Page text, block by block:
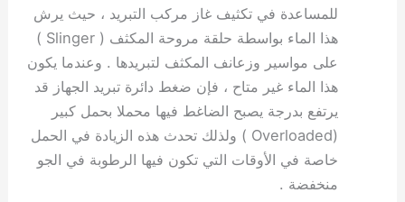
للمساعدة في تكثيف غاز مركب التبريد ، حيث يرش
هذا الماء بواسطة حلقة مروحة المكثف ( Slinger )
على مواسير وزعانف المكثف لتبريدها . وعندما يكون
هذا الماء غير متاح ، فإن ضغط دائرة تبريد الجهاز قد
يرتفع بدرجة يصبح الضاغط فيها محملا بحمل كبير
(Overloaded ) ولذلك تحدث هذه الزيادة في الحمل
خاصة في الأوقات التي تكون فيها الرطوبة في الجو
منخفضة .